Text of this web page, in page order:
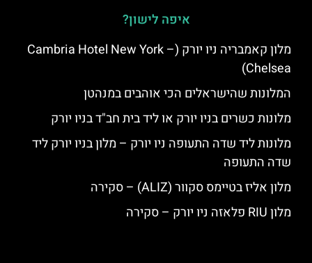
איפה לישון?
מלון קאמבריה ניו יורק (Cambria Hotel New York –
Chelsea)
המלונות שהישראלים הכי אוהבים במנהטן
מלונות כשרים בניו יורק או ליד בית חב"ד בניו יורק
מלונות ליד שדה התעופה ניו יורק – מלון בניו יורק ליד
שדה התעופה
מלון אליז בטיימס סקוור (ALIZ) – סקירה
מלון RIU פלאזה ניו יורק – סקירה